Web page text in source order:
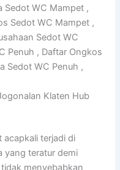
Sedot WC Mampet ,
Sedot WC Mampet ,
Sedot WC
Penuh , Daftar Ongkos
Sedot WC Penuh ,
Klaten Hub
acapkali terjadi di
yang teratur demi
menyebabkan